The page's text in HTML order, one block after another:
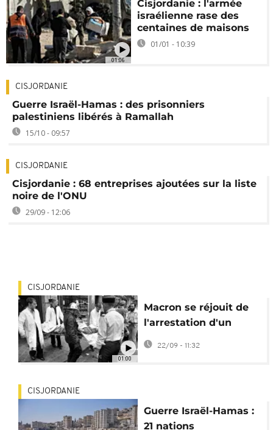
01:06
Cisjordanie : l'armée
israélienne rase des
centaines de maisons
01/01 - 10:39
CISJORDANIE
Guerre Israël-Hamas : des prisonniers
palestiniens libérés à Ramallah
15/10 - 09:57
CISJORDANIE
Cisjordanie : 68 entreprises ajoutées sur la liste
noire de l'ONU
29/09 - 12:06
01:00
CISJORDANIE
Macron se réjouit de
l'arrestation d'un
suspect de l'attentat
de la rue des Rosiers
22/09 - 11:32
CISJORDANIE
Guerre Israël-Hamas :
21 nations